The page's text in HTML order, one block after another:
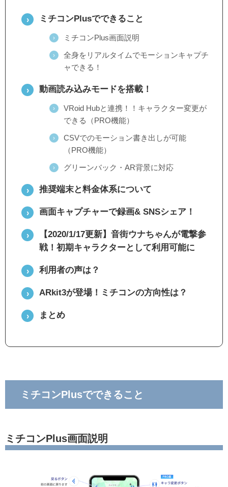
ミチコンPlusでできること
ミチコンPlus画面説明
全身をリアルタイムでモーションキャプチ
ャできる！
動画読み込みモードを搭載！
VRoid Hubと連携！！キャラクター変更が
できる（PRO機能）
CSVでのモーション書き出しが可能
（PRO機能）
グリーンバック・AR背景に対応
推奨端末と料金体系について
画面キャプチャーで録画& SNSシェア！
【2020/1/17更新】音街ウナちゃんが電撃参
戦！初期キャラクターとして利用可能に
利用者の声は？
ARkit3が登場！ミチコンの方向性は？
まとめ
ミチコンPlusでできること
ミチコンPlus画面説明